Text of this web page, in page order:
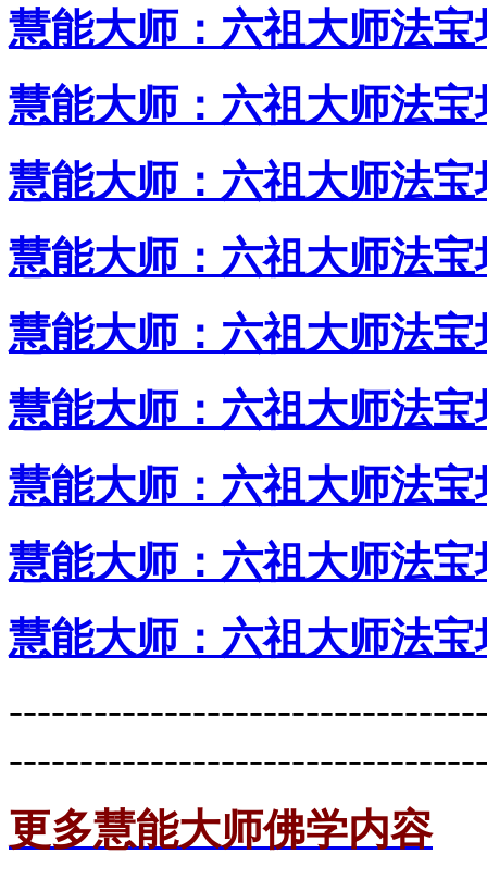
慧能大师：六祖大师法
慧能大师：六祖大师法
慧能大师：六祖大师法
慧能大师：六祖大师法
慧能大师：六祖大师法
慧能大师：六祖大师法
慧能大师：六祖大师法
慧能大师：六祖大师法
慧能大师：六祖大师法
更多慧能大师佛学内容